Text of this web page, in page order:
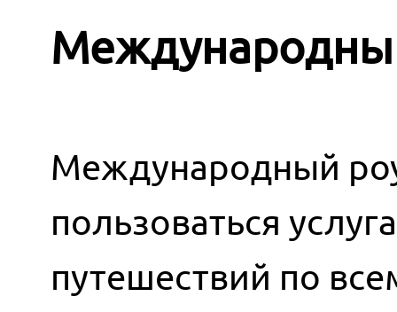
Международный
пользоваться
путешествий по